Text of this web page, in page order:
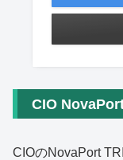
CIO
CIOのNovaPort